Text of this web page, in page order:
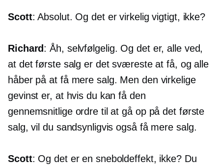
Scott: Absolut. Og det er virkelig vigtigt, ikke?
Richard: Åh, selvfølgelig. Og det er, alle ved,
at det første salg er det sværeste at få, og alle
håber på at få mere salg. Men den virkelige
gevinst er, at hvis du kan få den
gennemsnitlige ordre til at gå op på det første
salg, vil du sandsynligvis også få mere salg.
Scott: Og det er en sneboldeffekt, ikke? Du